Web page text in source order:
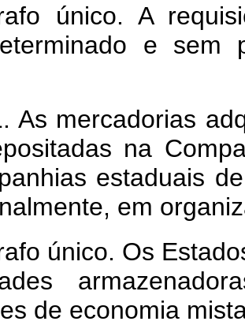
único. A
e sem
As mercadorias
na
estaduais
em
único. Os
de economia